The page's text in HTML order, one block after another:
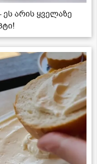
ეს არის ყველაზე